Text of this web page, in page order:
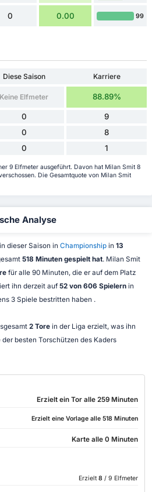
0 0.00 99
Diese Saison
Karriere
Keine Elfmeter 88.89%
0 9
0 8
0 1
9 Elfmeter ausgeführt. Davon hat Milan Smit 8
Die Gesamtquote von Milan Smit
Analyse
dieser Saison in Championshipin 13
518 Minuten gespielt hat. Milan Smit
für alle 90 Minuten, die er auf dem Platz
ihn derzeit auf 52 von 606 Spielernin
3 Spiele bestritten haben .
2 Torein der Liga erzielt, was ihn
besten Torschützen des Kaders
Erzielt ein Tor alle 259 Minuten
Erzielt eine Vorlage alle 518 Minuten
Karte alle 0 Minuten
Erzielt 8 / 9 Elfmeter